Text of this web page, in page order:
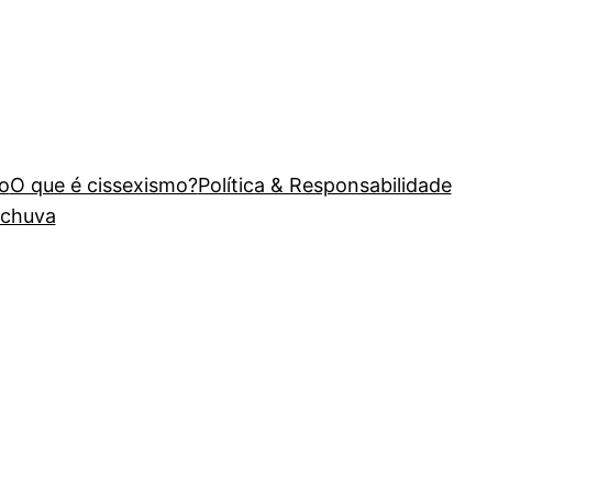
O que é cissexismo?Política & Responsabilidade